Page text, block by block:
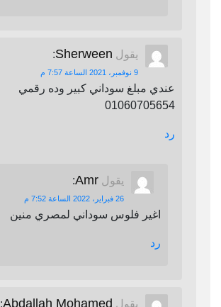
يقول Sherween
:
9 نوفمبر، 2021 الساعة 7:57 م
عندي مبلغ سوداني كبير وده رقمي
01060705654
رد
يقول Amr
:
26 فبراير، 2022 الساعة 7:52 م
اغير فلوس سوداني لمصري منين
رد
يقول Abdallah Mohamed
: